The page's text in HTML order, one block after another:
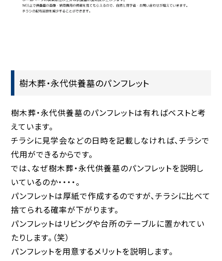
樹木葬・永代供養墓のパンフレット
樹木葬・永代供養墓のパンフレットは有ればベストと考
えています。
チラシに見学会などの日時を記載しなければ、チラシで
代用ができるからです。
では、なぜ樹木葬・永代供養墓のパンフレットを説明し
いているのか・・・・。
パンフレットは厚紙で作成するのですが、チラシに比べて
捨てられる確率が下がります。
パンフレットはリビングや台所のテーブルに置かれてい
たりします。（笑）
パンフレットを用意するメリットを説明します。